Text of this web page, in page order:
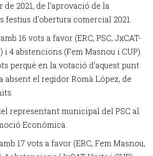
de 2021, de l’aprovació de la
d’obertura comercial 2021.
16 vots a favor (ERC, PSC, JxCAT-
i 4 abstencions (Fem Masnou i CUP).
perquè en la votació d’aquest punt
absent el regidor Romà López, de
representant municipal del PSC al
Econòmica.
17 vots a favor (ERC, Fem Masnou,